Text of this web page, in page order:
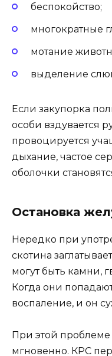
беспокойство;
многократные
мотание
выделение
Если закупорка
особи вздувается
провоцируется
дыхание, частое
оболочки
Остановка
Нередко при
скотина
могут быть камни,
Когда они
воспаление, и он
При этой
мгновенно. КРС